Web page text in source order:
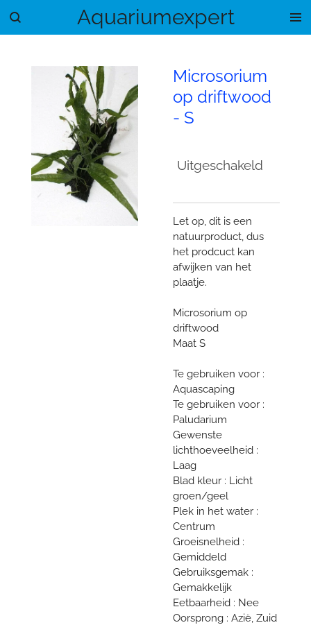
Ga
hoofdinhoud
Aquariumexpert
Microsorium
op driftwood
- S
Uitgeschakeld
Let op, dit is een
natuurproduct, dus
het prodcuct kan
afwijken van het
plaatje.
Microsorium op
driftwood
Maat S
Te gebruiken voor :
Aquascaping
Te gebruiken voor :
Paludarium
Gewenste
lichthoeveelheid :
Laag
Blad kleur : Licht
groen/geel
Plek in het water :
Centrum
Groeisnelheid :
Gemiddeld
Gebruiksgemak :
Gemakkelijk
Eetbaarheid : Nee
Oorsprong : Azië, Zuid